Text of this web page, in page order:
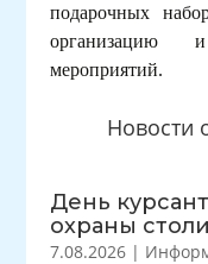
Новости
День
охраны
7.08.2026 |
подарочных
организацию
мероприятий.